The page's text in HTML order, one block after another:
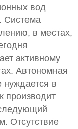
вод
Система
в местах,
активному
Автономная
нуждается в
производит
Отсутствие